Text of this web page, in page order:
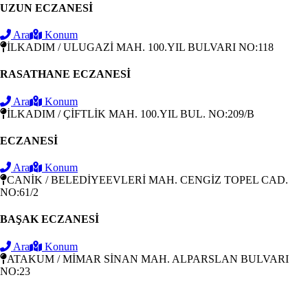
UZUN ECZANESİ
Ara
Konum
İLKADIM / ULUGAZİ MAH. 100.YIL BULVARI NO:118
RASATHANE ECZANESİ
Ara
Konum
İLKADIM / ÇİFTLİK MAH. 100.YIL BUL. NO:209/B
ECZANESİ
Ara
Konum
CANİK / BELEDİYEEVLERİ MAH. CENGİZ TOPEL CAD.
NO:61/2
BAŞAK ECZANESİ
Ara
Konum
ATAKUM / MİMAR SİNAN MAH. ALPARSLAN BULVARI
NO:23